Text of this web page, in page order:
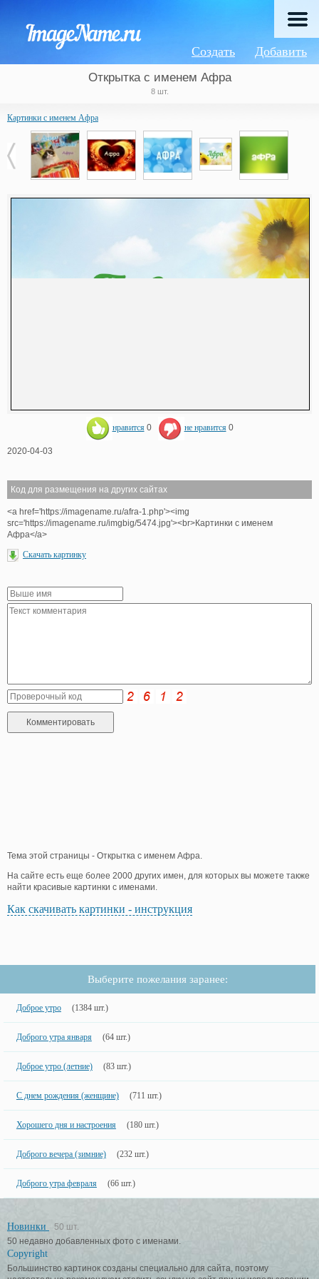
Добавить
Создать
Открытка с именем Афра
8 шт.
Картинки с именем Афра
нравится 0 не нравится 0
2020-04-03
Код для размещения на других сайтах
<a href='https://imagename.ru/afra-1.php'><img
src='https://imagename.ru/imgbig/5474.jpg'><br>Картинки с именем
Афра</a>
Скачать картинку
Тема этой страницы - Открытка с именем Афра.
На сайте есть еще более 2000 других имен, для которых вы можете также
найти красивые картинки с именами.
Как скачивать картинки - инструкция
Выберите пожелания заранее:
Доброе утро (1384 шт.)
Доброго утра января (64 шт.)
Доброе утро (летние) (83 шт.)
С днем рождения (женщине) (711 шт.)
Хорошего дня и настроения (180 шт.)
Доброго вечера (зимние) (232 шт.)
Доброго утра февраля (66 шт.)
Новинки
50 шт.
50 недавно добавленных фото с именами.
Copyright
Большинство картинок созданы специально для сайта, поэтому